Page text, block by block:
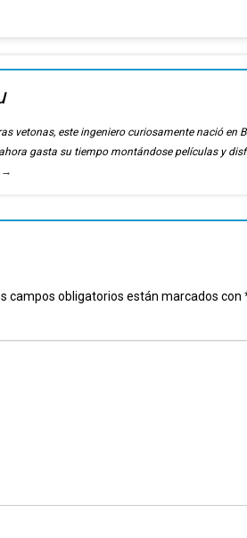
vetonas, este ingeniero curiosamente nació en
gasta su tiempo montándose películas y
→
campos obligatorios están marcados con